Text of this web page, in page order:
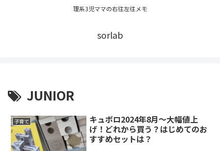
理系3児ママの右往左往メモ
sorlab
JUNIOR
子育て
キュボロ2024年8月〜大幅値上
げ！どれから買う？はじめてのお
すすめセットは？